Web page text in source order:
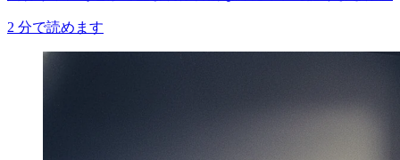
2 分で読めます